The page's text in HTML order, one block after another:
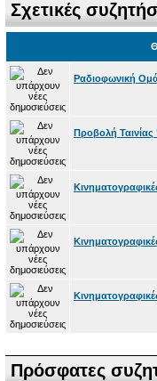
Σχετικές
Ραδιοφωνική
Προβολή
Πρόσφατες